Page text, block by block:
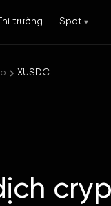
Thị trường Spot
XUSDC